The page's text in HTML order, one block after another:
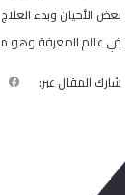
بعض الأحيان وبدء
في عالم المعرفة وهو
شارك المقال عبر: